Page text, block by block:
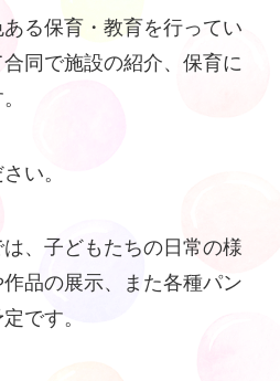
る保育・教育を行ってい
同で施設の紹介、保育に
い。
、子どもたちの日常の様
品の展示、また各種パン
です。